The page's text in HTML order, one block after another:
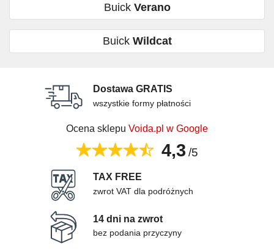
Buick Verano
Buick Wildcat
Dostawa GRATIS
wszystkie formy płatności
Ocena sklepu Voida.pl w Google
4,3 /5
TAX FREE
zwrot VAT dla podróżnych
14 dni na zwrot
bez podania przyczyny